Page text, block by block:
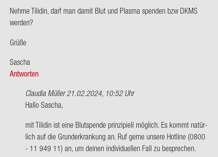
Nehme Ti­li­din, darf man damit Blut und Plas­ma spen­den bzw DKMS
wer­den?
Grüße
Sa­scha
Antworten
Claudia Müller21.02.2024, 10:52 Uhr
Ant­
auf
Hallo
habe
Hallo Sa­scha,
mit Ti­li­din ist eine Blut­spen­de prin­zi­pi­ell mög­lich. Es kommt na­tür­
lich auf die Grund­er­kran­kung an. Ruf gerne un­se­re Hot­line (0800
- 11 949 11) an, um dei­nen in­di­vi­du­el­len Fall zu be­spre­chen.